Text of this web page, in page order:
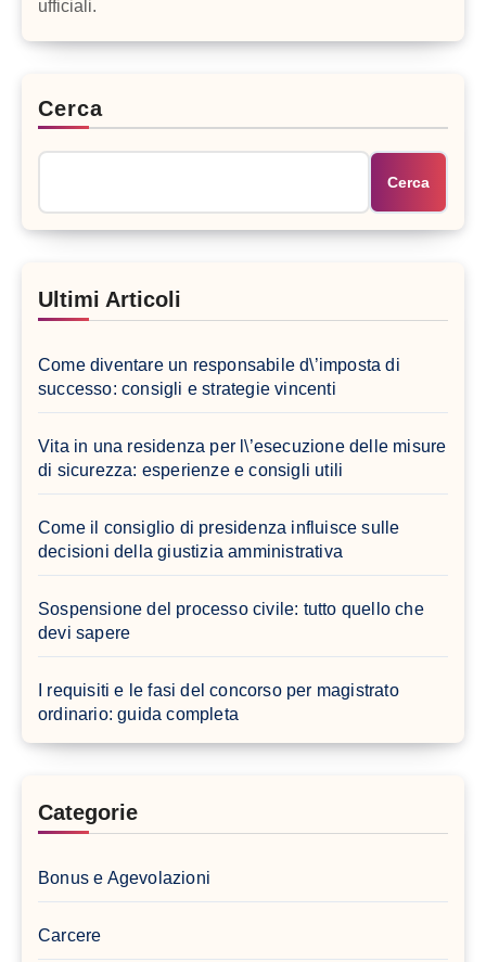
ufficiali.
Cerca
Cerca
Ultimi Articoli
Come diventare un responsabile d\’imposta di
successo: consigli e strategie vincenti
Vita in una residenza per l\’esecuzione delle misure
di sicurezza: esperienze e consigli utili
Come il consiglio di presidenza influisce sulle
decisioni della giustizia amministrativa
Sospensione del processo civile: tutto quello che
devi sapere
I requisiti e le fasi del concorso per magistrato
ordinario: guida completa
Categorie
Bonus e Agevolazioni
Carcere